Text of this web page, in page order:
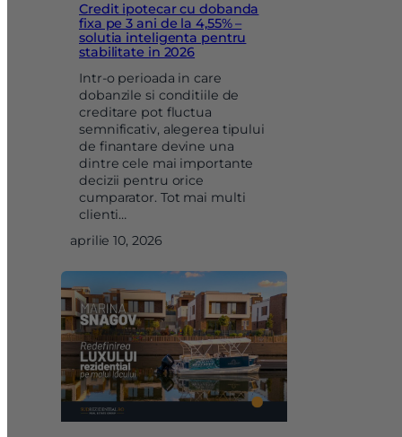
Credit ipotecar cu dobanda
fixa pe 3 ani de la 4,55% –
solutia inteligenta pentru
stabilitate in 2026
Intr-o perioada in care
dobanzile si conditiile de
creditare pot fluctua
semnificativ, alegerea tipului
de finantare devine una
dintre cele mai importante
decizii pentru orice
cumparator. Tot mai multi
clienti…
aprilie 10, 2026